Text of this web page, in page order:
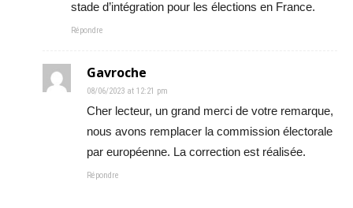
stade d’intégration pour les élections en France.
Répondre
Gavroche
08/06/2023 at 12:21 pm
Cher lecteur, un grand merci de votre remarque,
nous avons remplacer la commission électorale
par européenne. La correction est réalisée.
Répondre